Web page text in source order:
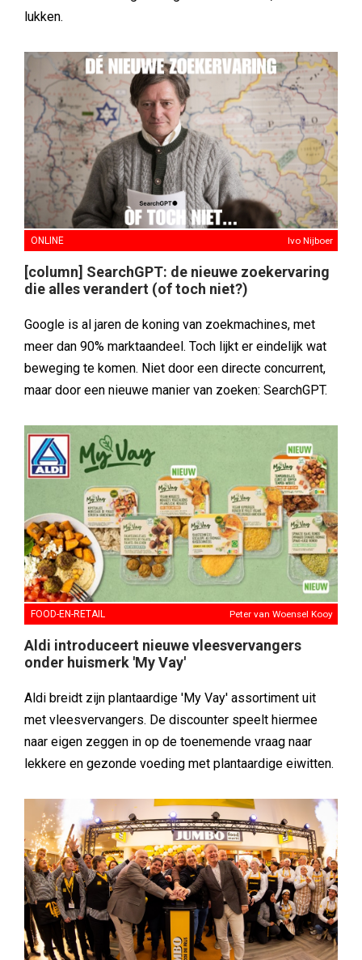
lukken.
ONLINE Ivo Nijboer
[column] SearchGPT: de nieuwe zoekervaring
die alles verandert (of toch niet?)
Google is al jaren de koning van zoekmachines, met
meer dan 90% marktaandeel. Toch lijkt er eindelijk wat
beweging te komen. Niet door een directe concurrent,
maar door een nieuwe manier van zoeken: SearchGPT.
FOOD-EN-RETAIL Peter van Woensel Kooy
Aldi introduceert nieuwe vleesvervangers
onder huismerk 'My Vay'
Aldi breidt zijn plantaardige 'My Vay' assortiment uit
met vleesvervangers. De discounter speelt hiermee
naar eigen zeggen in op de toenemende vraag naar
lekkere en gezonde voeding met plantaardige eiwitten.